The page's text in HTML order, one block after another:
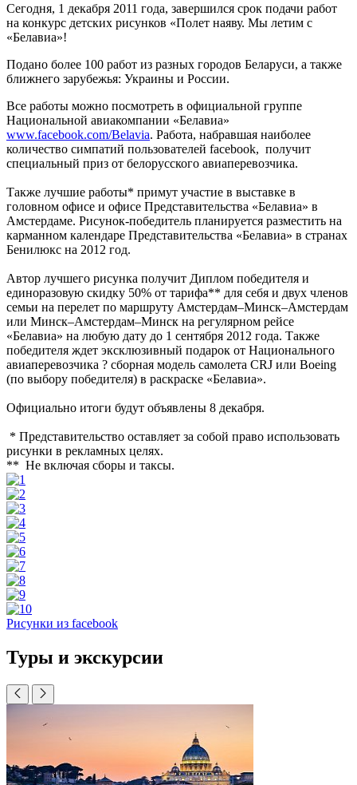
Сегодня, 1 декабря 2011 года, завершился срок подачи работ
на конкурс детских рисунков «Полет наяву. Мы летим с
«Белавиа»!
Подано более 100 работ из разных городов Беларуси, а также
ближнего зарубежья: Украины и России.
Все работы можно посмотреть в официальной группе
Национальной авиакомпании «Белавиа»
www.facebook.com/Belavia. Работа, набравшая наиболее
количество симпатий пользователей facebook, получит
специальный приз от белорусского авиаперевозчика.
Также лучшие работы* примут участие в выставке в
головном офисе и офисе Представительства «Белавиа» в
Амстердаме. Рисунок-победитель планируется разместить на
карманном календаре Представительства «Белавиа» в странах
Бенилюкс на 2012 год.
Автор лучшего рисунка получит Диплом победителя и
единоразовую скидку 50% от тарифа** для себя и двух членов
семьи на перелет по маршруту Амстердам–Минск–Амстердам
или Минск–Амстердам–Минск на регулярном рейсе
«Белавиа» на любую дату до 1 сентября 2012 года. Также
победителя ждет эксклюзивный подарок от Национального
авиаперевозчика ? сборная модель самолета CRJ или Boeing
(по выбору победителя) в раскраске «Белавиа».
Официально итоги будут объявлены 8 декабря.
* Представительство оставляет за собой право использовать
рисунки в рекламных целях.
** Не включая сборы и таксы.
Рисунки из facebook
Туры и экскурсии